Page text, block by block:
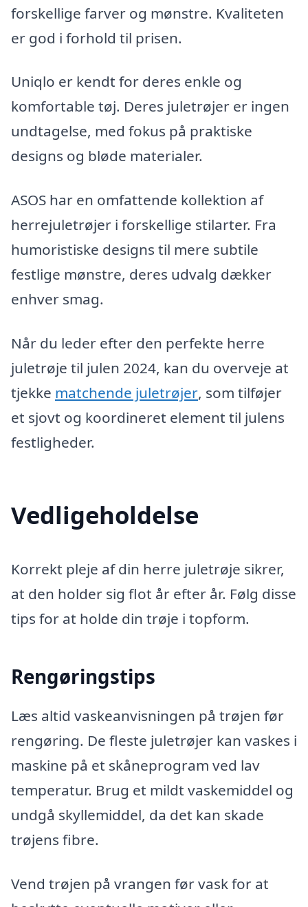
forskellige farver og mønstre. Kvaliteten
er god i forhold til prisen.
Uniqlo er kendt for deres enkle og
komfortable tøj. Deres juletrøjer er ingen
undtagelse, med fokus på praktiske
designs og bløde materialer.
ASOS har en omfattende kollektion af
herrejuletrøjer i forskellige stilarter. Fra
humoristiske designs til mere subtile
festlige mønstre, deres udvalg dækker
enhver smag.
Når du leder efter den perfekte herre
juletrøje til julen 2024, kan du overveje at
tjekke matchende juletrøjer, som tilføjer
et sjovt og koordineret element til julens
festligheder.
Vedligeholdelse
Korrekt pleje af din herre juletrøje sikrer,
at den holder sig flot år efter år. Følg disse
tips for at holde din trøje i topform.
Rengøringstips
Læs altid vaskeanvisningen på trøjen før
rengøring. De fleste juletrøjer kan vaskes i
maskine på et skåneprogram ved lav
temperatur. Brug et mildt vaskemiddel og
undgå skyllemiddel, da det kan skade
trøjens fibre.
Vend trøjen på vrangen før vask for at